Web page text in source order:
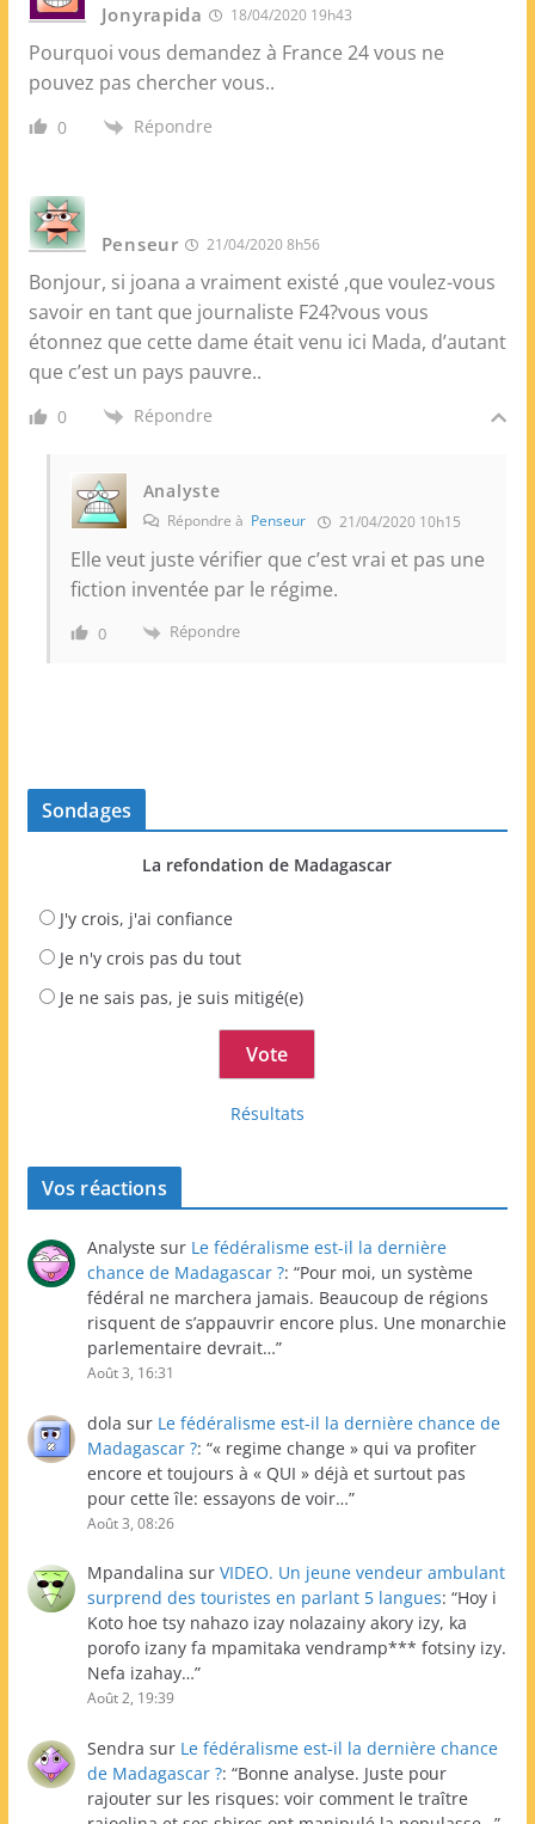
Jonyrapida 18/04/2020 19h43
Pourquoi vous demandez à France 24 vous ne
pouvez pas chercher vous..
0 Répondre
Penseur 21/04/2020 8h56
Bonjour, si joana a vraiment existé ,que voulez-vous
savoir en tant que journaliste F24?vous vous
étonnez que cette dame était venu ici Mada, d’autant
que c’est un pays pauvre..
0 Répondre
Analyste
Répondre à Penseur 21/04/2020 10h15
Elle veut juste vérifier que c’est vrai et pas une
fiction inventée par le régime.
0 Répondre
Sondages
La refondation de Madagascar
J'y crois, j'ai confiance
Je n'y crois pas du tout
Je ne sais pas, je suis mitigé(e)
Résultats
Vos réactions
Analyste sur Le fédéralisme est-il la dernière
chance de Madagascar ?: “Pour moi, un système
fédéral ne marchera jamais. Beaucoup de régions
risquent de s’appauvrir encore plus. Une monarchie
parlementaire devrait…”
Août 3, 16:31
dola sur Le fédéralisme est-il la dernière chance de
Madagascar ?: “« regime change » qui va profiter
encore et toujours à « QUI » déjà et surtout pas
pour cette île: essayons de voir…”
Août 3, 08:26
Mpandalina sur VIDEO. Un jeune vendeur ambulant
surprend des touristes en parlant 5 langues: “Hoy i
Koto hoe tsy nahazo izay nolazainy akory izy, ka
porofo izany fa mpamitaka vendramp*** fotsiny izy.
Nefa izahay…”
Août 2, 19:39
Sendra sur Le fédéralisme est-il la dernière chance
de Madagascar ?: “Bonne analyse. Juste pour
rajouter sur les risques: voir comment le traître